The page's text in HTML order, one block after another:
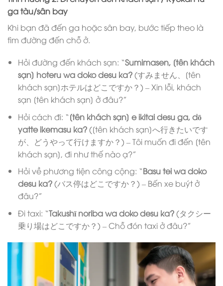
ga tàu/sân bay
Khi bạn đã đến ga hoặc sân bay, bước tiếp theo là
tìm đường đến chỗ ở.
Hỏi đường đến khách sạn: “Sumimasen, [tên khách
sạn] hoteru wa doko desu ka?(すみません、[tên
khách sạn]ホテルはどこですか？) – Xin lỗi, khách
sạn [tên khách sạn] ở đâu?”
Hỏi cách đi: “[tên khách sạn] e ikitai desu ga, dō
yatte ikemasu ka?([tên khách sạn]へ行きたいです
が、どうやって行けますか？) – Tôi muốn đi đến [tên
khách sạn], đi như thế nào ạ?”
Hỏi về phương tiện công cộng: “Basu tei wa doko
desu ka?(バス停はどこですか？) – Bến xe buýt ở
đâu?”
Đi taxi: “Takushī noriba wa doko desu ka?(タクシー
乗り場はどこですか？) – Chỗ đón taxi ở đâu?”